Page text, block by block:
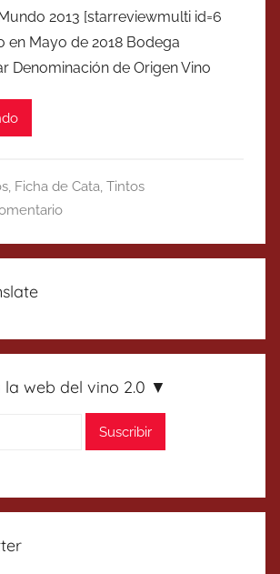
2013 [starreviewmulti id=6
en Mayo de 2018 Bodega
Denominación de Origen Vino
, Ficha de Cata, Tintos
la web del vino 2.0 ▼